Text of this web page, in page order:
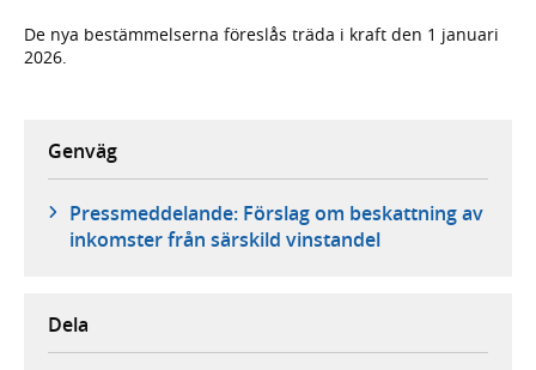
De nya bestämmelserna föreslås träda i kraft den 1 januari
2026.
Genväg
Pressmeddelande: Förslag om beskattning av
inkomster från särskild vinstandel
Dela